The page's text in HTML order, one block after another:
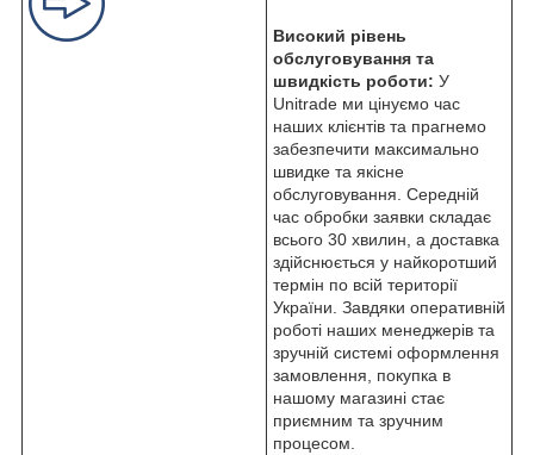
Високий рівень
обслуговування та
швидкість роботи: У
Unitrade ми цінуємо час
наших клієнтів та прагнемо
забезпечити максимально
швидке та якісне
обслуговування. Середній
час обробки заявки складає
всього 30 хвилин, а доставка
здійснюється у найкоротший
термін по всій території
України. Завдяки оперативній
роботі наших менеджерів та
зручній системі оформлення
замовлення, покупка в
нашому магазині стає
приємним та зручним
процесом.